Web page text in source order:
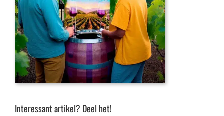
Interessant artikel? Deel het!